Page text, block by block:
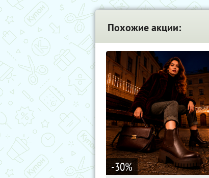
Похожие акции:
-30%